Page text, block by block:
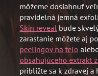
môžeme dosiahnuť
pravidelná jemná
Skin reveal bude
zarastanie môžete aj
peelingov na telo
obsahujúceho extrakt
priblížte sa k zdravej a